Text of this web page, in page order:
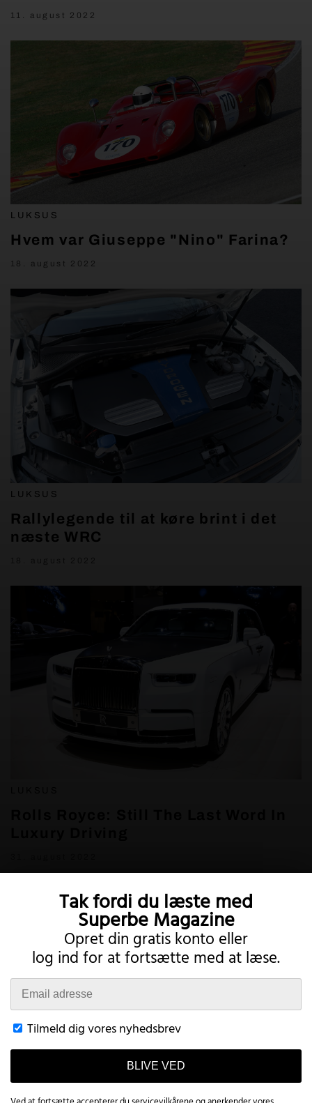
11. august 2022
LUKSUS
Hvem var Giuseppe "Nino" Farina?
18. august 2022
LUKSUS
Rallylegende til at køre brint i det
næste WRC
Tak fordi du læste med
Superbe Magazine
Opret din gratis konto eller
log ind for at fortsætte med at læse.
Tilmeld dig vores nyhedsbrev
BLIVE VED
provide additional functionality.Read more
Twitter Instagram